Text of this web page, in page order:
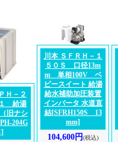
Ｈ－２
１ 給湯
旧ナシ
204G
川本 ＳＦＲＨ－１
５０Ｓ 口径13m
m 単相100V ベ
ビースイート 給湯
給水補助加圧装置
インバータ 水道直
結[SFRH150S 13
mm]
104,600円(税込)